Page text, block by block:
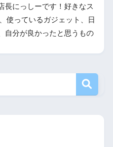
長にっしーです！好きなス
使っているガジェット、日
自分が良かったと思うもの